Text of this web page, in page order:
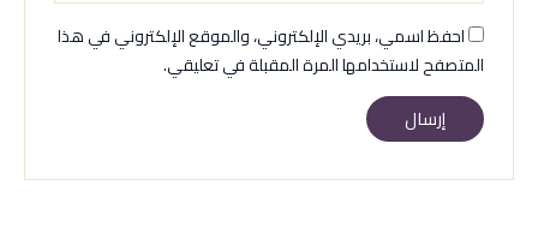
احفظ اسمي، بريدي الإلكتروني، والموقع الإلكتروني في هذا
المتصفح لاستخدامها المرة المقبلة في تعليقي.